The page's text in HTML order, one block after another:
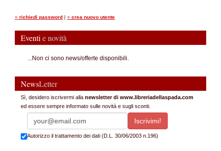
» richiedi password | » crea nuovo utente
Eventi e novità
...Non ci sono news/offerte disponibili.
NewsLetter
Sì, desidero iscrivermi alla newsletter di www.libreriadellaspada.com
ed essere sempre informato sulle novità e sugli sconti.
Autorizzo il trattamento dei dati (D.L. 30/06/2003 n.196)